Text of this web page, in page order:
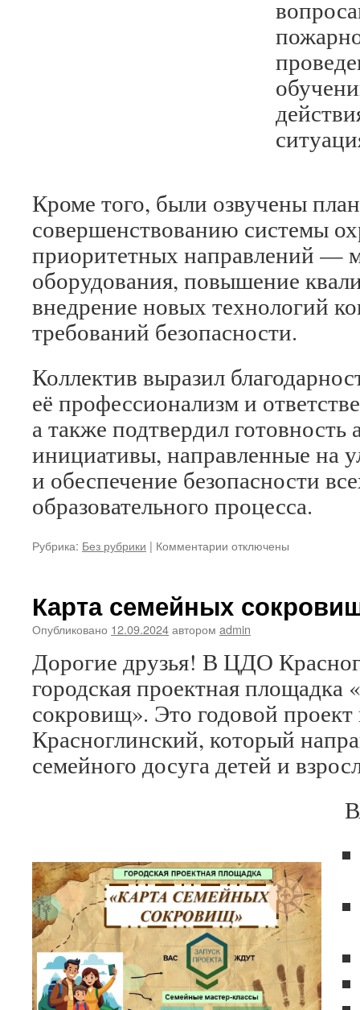
Кроме того, были озвучены
совершенствованию системы
приоритетных направлений —
оборудования, повышение
внедрение новых технологий
требований безопасности.
Коллектив выразил
её профессионализм и
а также подтвердил
инициативы, направленные на
и обеспечение безопасности
образовательного процесса.
Рубрика: Без рубрики | Комментарии к
наших
руках!
отключены
Карта семейных
Опубликовано 12.09.2024автором admin
Дорогие друзья! В ЦДО
городская проектная площадка
сокровищ». Это годовой
Красноглинский, который
семейного досуга детей и